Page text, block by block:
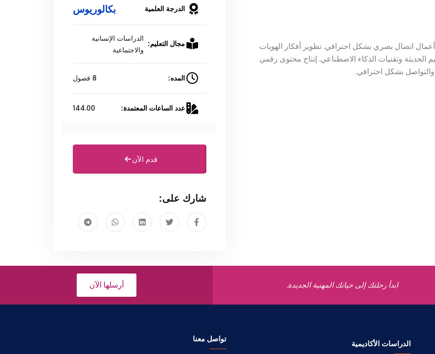
أعمال اتصال بصري بشكل احترافي. تطوير أفكار الهويات
الحديثة وتقنيات الذكاء الاصطناعي. إنتاج محتوى رقمي
بشكل احترافي.
الدرجة العلمية بكالوريوس
مجال التعليم:
الدراسات الإنسانية
والاجتماعية
المده: 8 فصول
عدد الساعات المعتمدة: 144.00
قدم الآن
شارك على:
ابدأ رحلتك إلى حياتك المهنية الجديدة. أرسلها الآن
الدراسات الأكاديمية
تواصل معنا